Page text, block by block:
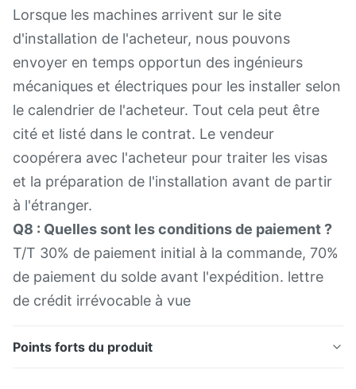
Lorsque les machines arrivent sur le site
d'installation de l'acheteur, nous pouvons
envoyer en temps opportun des ingénieurs
mécaniques et électriques pour les installer selon
le calendrier de l'acheteur. Tout cela peut être
cité et listé dans le contrat. Le vendeur
coopérera avec l'acheteur pour traiter les visas
et la préparation de l'installation avant de partir
à l'étranger.
Q8 : Quelles sont les conditions de paiement ?
T/T 30% de paiement initial à la commande, 70%
de paiement du solde avant l'expédition. lettre
de crédit irrévocable à vue
Points forts du produit